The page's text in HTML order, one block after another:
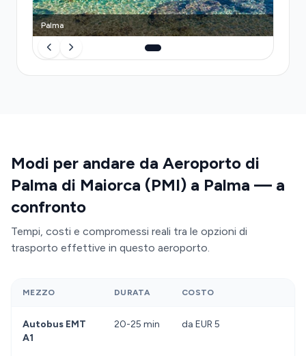
Palma
Modi per andare da Aeroporto di
Palma di Maiorca (PMI) a Palma — a
confronto
Tempi, costi e compromessi reali tra le opzioni di
trasporto effettive in questo aeroporto.
MEZZO DURATA COSTO
Autobus EMT
A1
20-25 min da EUR 5